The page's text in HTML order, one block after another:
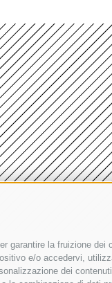
la fruizione
e/o accedervi,
dei
|SEGNALAZIONE|